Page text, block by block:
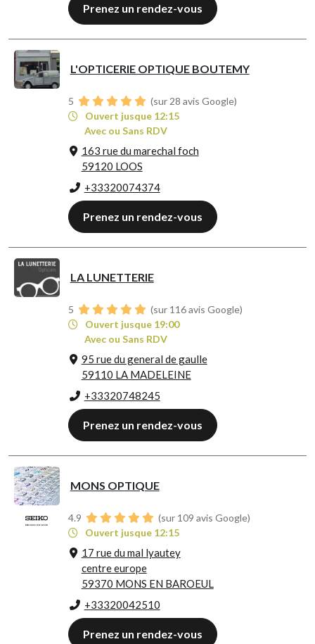
Prenez un rendez-vous
L'OPTICERIE OPTIQUE BOUTEMY
5
(sur 28 avis Google)
Ouvert jusque 12:15
Avec ou Sans RDV
163 rue du marechal foch
59120 LOOS
+33320074374
Prenez un rendez-vous
LA LUNETTERIE
5
(sur 116 avis Google)
Ouvert jusque 19:00
Avec ou Sans RDV
95 rue du general de gaulle
59110 LA MADELEINE
+33320748245
Prenez un rendez-vous
MONS OPTIQUE
4.9
(sur 109 avis Google)
Ouvert jusque 12:15
17 rue du mal lyautey
centre europe
59370 MONS EN BAROEUL
+33320042510
Prenez un rendez-vous